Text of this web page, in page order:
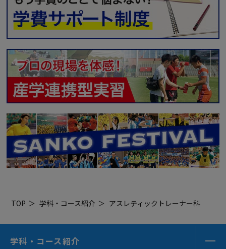
TOP 学科・コース紹介 アスレティックトレーナー科
学科・コース紹介